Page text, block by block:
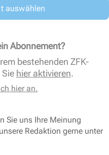
auswählen
Abonnement?
bestehenden ZFK-
hier aktivieren.
hier an.
Sie uns Ihre Meinung
Redaktion gerne unter